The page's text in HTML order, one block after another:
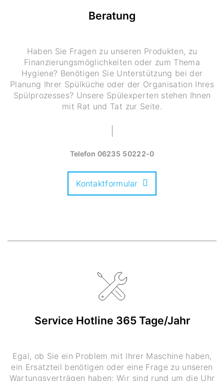
Beratung
Haben Sie Fragen zu unseren Produkten, zu
Finanzierungsmöglichkeiten oder zum Thema
Hygiene? Benötigen Sie Unterstützung bei der
Planung Ihrer Spülküche oder der Organisation Ihres
Spülprozesses? Unsere Spülexperten stehen Ihnen
mit Rat und Tat zur Seite.
Telefon 06235 50222-0
Kontaktformular
Service Hotline 365 Tage/Jahr
Egal, ob Sie ein Problem mit Ihrer Maschine haben,
ein Ersatzteil benötigen oder eine Frage zu unseren
Wartungsverträgen haben: Wir sind rund um die Uhr